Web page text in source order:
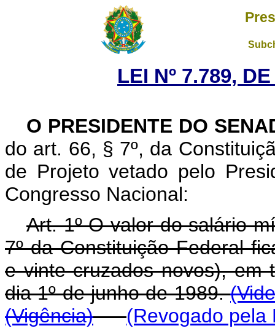
LEI Nº 7.789,
O PRESIDENTE DO
do art. 66, § 7º, da
de Projeto vetado pelo
Congresso Nacional:
Art. 1º O valor do salário
7º da Constituição Federal
e vinte cruzados novos), em
dia 1º de junho de 1989.
(Vigência)
(Revogado pela